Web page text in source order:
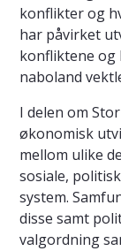
konflikter og
har påvirket
konfliktene og
naboland
I delen om
økonomisk
mellom ulike
sosiale,
system.
disse samt
valgordning